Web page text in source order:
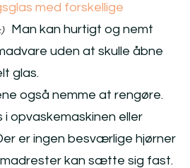
med forskellige
Man kan hurtigt og nemt
uden at skulle åbne
glas.
også nemme at rengøre.
i opvaskemaskinen eller
er ingen besværlige hjørner
kan sætte sig fast.